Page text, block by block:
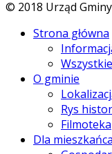
© 2018 Urząd Gminy
Strona główna
O gminie
Rys
Filmoteka
Dla mieszkańca